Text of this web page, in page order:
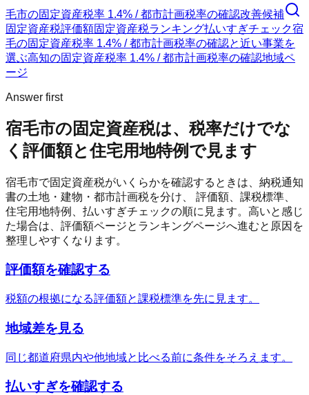
毛市の固定資産税率 1.4% / 都市計画税率の確認改善候補
固定資産税評価額固定資産税ランキング払いすぎチェック宿
毛の固定資産税率 1.4% / 都市計画税率の確認と近い事業を
選ぶ高知の固定資産税率 1.4% / 都市計画税率の確認地域ペ
ージ
Answer first
宿毛市の固定資産税は、税率だけでな
く評価額と住宅用地特例で見ます
宿毛市で固定資産税がいくらかを確認するときは、納税通知
書の土地・建物・都市計画税を分け、 評価額、課税標準、
住宅用地特例、払いすぎチェックの順に見ます。高いと感じ
た場合は、評価額ページとランキングページへ進むと原因を
整理しやすくなります。
評価額を確認する
税額の根拠になる評価額と課税標準を先に見ます。
地域差を見る
同じ都道府県内や他地域と比べる前に条件をそろえます。
払いすぎを確認する